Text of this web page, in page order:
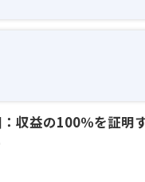
収益の100％を証明